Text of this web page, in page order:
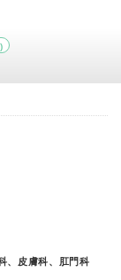
、皮膚科、肛門科